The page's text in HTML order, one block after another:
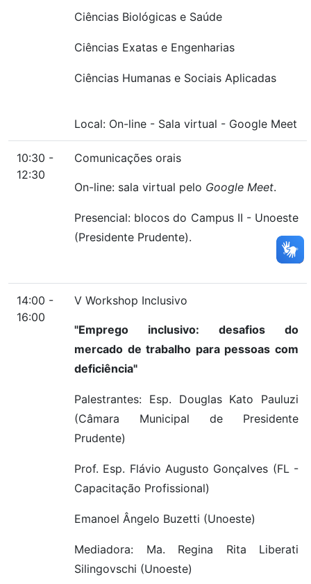
Ciências Biológicas e Saúde
Ciências Exatas e Engenharias
Ciências Humanas e Sociais Aplicadas
Local: On-line - Sala virtual - Google Meet
10:30 -
12:30
Comunicações orais
On-line: sala virtual pelo Google Meet.
Presencial: blocos do Campus II - Unoeste
(Presidente Prudente).
14:00 -
16:00
V Workshop Inclusivo
"Emprego inclusivo: desafios do
mercado de trabalho para pessoas com
deficiência"
Palestrantes: Esp. Douglas Kato Pauluzi
(Câmara Municipal de Presidente
Prudente)
Prof. Esp. Flávio Augusto Gonçalves (FL -
Capacitação Profissional)
Emanoel Ângelo Buzetti (Unoeste)
Mediadora: Ma. Regina Rita Liberati
Silingovschi (Unoeste)